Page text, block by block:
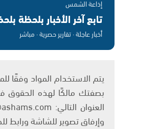
إذاعة الشمس
تابع آخر الأخبار بلحظة
أخبار عاجلة · تقارير حصرية · مباشر
بصفتك مالكًا لهذه الحقوق
وإرفاق تصوير للشاشة